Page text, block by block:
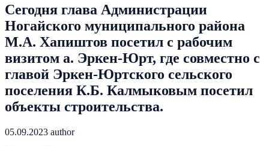
Сегодня глава Администрации
Ногайского муниципального района
М.А. Хапиштов посетил с рабочим
визитом а. Эркен-Юрт, где совместно с
главой Эркен-Юртского сельского
поселения К.Б. Калмыковым посетил
объекты строительства.
05.09.2023 author